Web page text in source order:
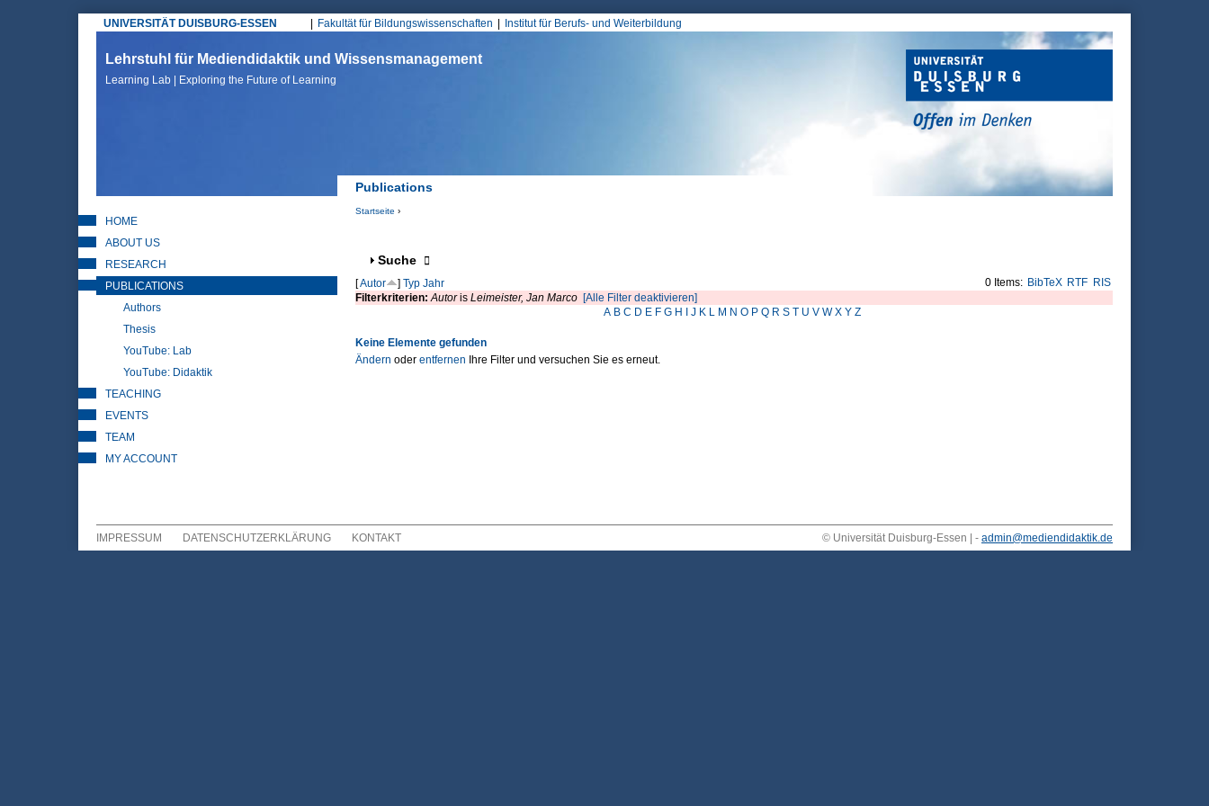
UNIVERSITÄT DUISBURG-ESSEN
Hauptmenü
Fakultät für Bildungswissenschaften Institut für Berufs- und Weiterbildung
Lehrstuhl für Mediendidaktik und Wissensmanagement
Learning Lab | Exploring the Future of Learning
Publications
Startseite ›
Anzeigen
Suche
0 Items: BibTeX RTF RIS
[Autor ] Typ Jahr
Filterkriterien:Autoris Leimeister, Jan Marco [Alle Filter deaktivieren]
A B C D E F G H J K L M N O P Q R S T U V W X Y Z
Keine Elemente gefunden
Ändern oder entfernen Ihre Filter und versuchen Sie es erneut.
HOME
ABOUT US
RESEARCH
PUBLICATIONS
Authors
Thesis
YouTube: Lab
YouTube: Didaktik
TEACHING
EVENTS
TEAM
MY ACCOUNT
IMPRESSUM DATENSCHUTZERKLÄRUNG KONTAKT © Universität Duisburg-Essen | - admin@mediendidaktik.de